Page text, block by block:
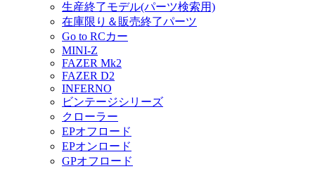
生産終了モデル(パーツ検索用)
在庫限り＆販売終了パーツ
Go to RCカー
MINI-Z
FAZER Mk2
FAZER D2
INFERNO
ビンテージシリーズ
クローラー
EPオフロード
EPオンロード
GPオフロード